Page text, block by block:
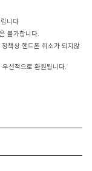
니다
불가합니다.
책상 핸드폰 취소가 되지않
선적으로 환원됩니다.